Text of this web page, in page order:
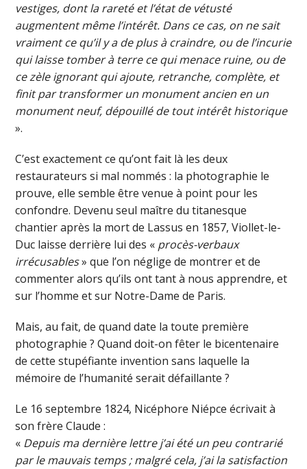
vestiges, dont la rareté et l’état de vétusté
augmentent même l’intérêt. Dans ce cas, on ne sait
vraiment ce qu’il y a de plus à craindre, ou de l’incurie
qui laisse tomber à terre ce qui menace ruine, ou de
ce zèle ignorant qui ajoute, retranche, complète, et
finit par transformer un monument ancien en un
monument neuf, dépouillé de tout intérêt historique
».
C’est exactement ce qu’ont fait là les deux
restaurateurs si mal nommés : la photographie le
prouve, elle semble être venue à point pour les
confondre. Devenu seul maître du titanesque
chantier après la mort de Lassus en 1857, Viollet-le-
Duc laisse derrière lui des « procès-verbaux
irrécusables» que l’on néglige de montrer et de
commenter alors qu’ils ont tant à nous apprendre, et
sur l’homme et sur Notre-Dame de Paris.
Mais, au fait, de quand date la toute première
photographie ? Quand doit-on fêter le bicentenaire
de cette stupéfiante invention sans laquelle la
mémoire de l’humanité serait défaillante ?
Le 16 septembre 1824, Nicéphore Niépce écrivait à
son frère Claude :
« Depuis ma dernière lettre j’ai été un peu contrarié
par le mauvais temps ; malgré cela, j’ai la satisfaction